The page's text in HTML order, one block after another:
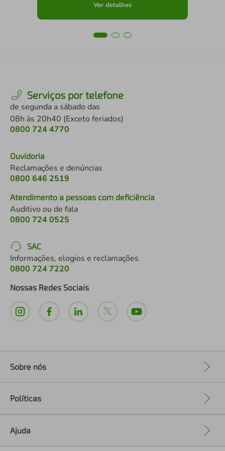
Ver detalhes
Serviços por telefone
de segunda a sábado das
08h às 20h40 (Exceto feriados)
0800 724 4770
Ouvidoria
Reclamações e denúncias
0800 646 2519
Atendimento a pessoas com deficiência
Auditivo ou de fala
0800 724 0525
SAC
Informações, elogios e reclamações
0800 724 7220
Nossas Redes Sociais
Sobre nós
Políticas
Ajuda